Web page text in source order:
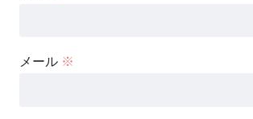
メール ※